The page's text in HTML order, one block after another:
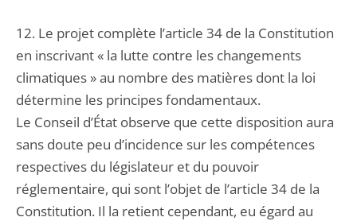
12. Le projet complète l’article 34 de la Constitution
en inscrivant « la lutte contre les changements
climatiques » au nombre des matières dont la loi
détermine les principes fondamentaux.
Le Conseil d’État observe que cette disposition aura
sans doute peu d’incidence sur les compétences
respectives du législateur et du pouvoir
réglementaire, qui sont l’objet de l’article 34 de la
Constitution. Il la retient cependant, eu égard au